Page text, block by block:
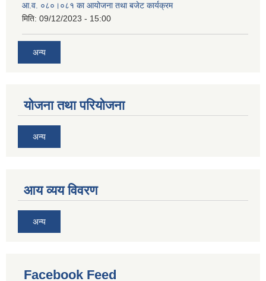
आ.व. ०८०।०८१ का आयोजना तथा बजेट कार्यक्रम
मिति: 09/12/2023 - 15:00
अन्य
योजना तथा परियोजना
अन्य
आय व्यय विवरण
अन्य
Facebook Feed